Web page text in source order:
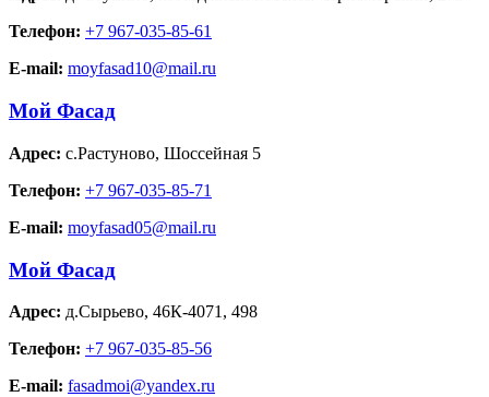
Телефон: +7 967-035-85-61
E-mail: moyfasad10@mail.ru
Мой Фасад
Адрес: с.Растуново, Шоссейная 5
Телефон: +7 967-035-85-71
E-mail: moyfasad05@mail.ru
Мой Фасад
Адрес: д.Сырьево, 46К-4071, 498
Телефон: +7 967-035-85-56
E-mail: fasadmoi@yandex.ru